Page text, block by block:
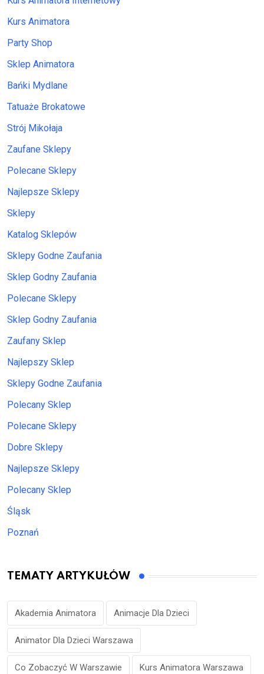
Kurs Animatora
Party Shop
Sklep Animatora
Bańki Mydlane
Tatuaże Brokatowe
Strój Mikołaja
Zaufane Sklepy
Polecane Sklepy
Najlepsze Sklepy
Sklepy
Katalog Sklepów
Sklepy Godne Zaufania
Sklep Godny Zaufania
Polecane Sklepy
Sklep Godny Zaufania
Zaufany Sklep
Najlepszy Sklep
Sklepy Godne Zaufania
Polecany Sklep
Polecane Sklepy
Dobre Sklepy
Najlepsze Sklepy
Polecany Sklep
Śląsk
Poznań
TEMATY ARTYKUŁÓW
Akademia Animatora Animacje Dla Dzieci
Animator Dla Dzieci Warszawa
Co Zobaczyć W Warszawie Kurs Animatora Warszawa